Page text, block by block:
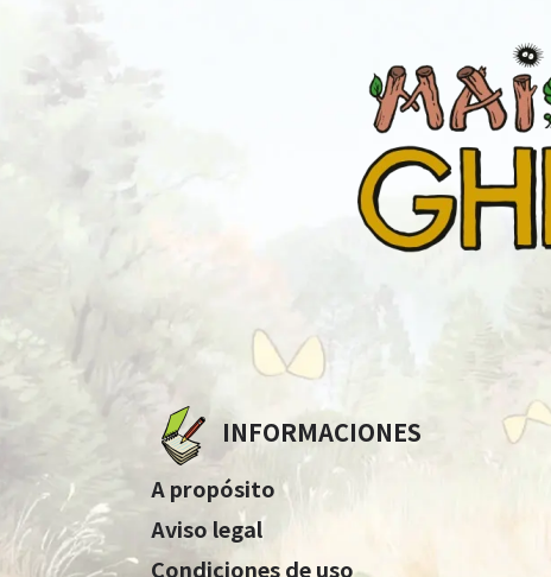
INFORMACIONES
A propósito
Aviso legal
Condiciones de uso